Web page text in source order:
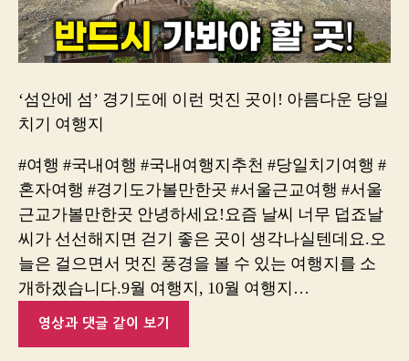
‘섬안에 섬’ 경기도에 이런 멋진 곳이! 아름다운 당일
치기 여행지
#여행 #국내여행 #국내여행지추천 #당일치기여행 #
혼자여행 #경기도가볼만한곳 #서울근교여행 #서울
근교가볼만한곳 안녕하세요!요즘 날씨 너무 덥죠날
씨가 선선해지면 걷기 좋은 곳이 생각나실텐데요.오
늘은 걸으면서 멋진 풍경을 볼 수 있는 여행지를 소
개하겠습니다.9월 여행지, 10월 여행지…
영상과 댓글 같이 보기